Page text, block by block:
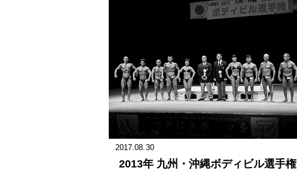
2017.08.30
2013年 九州・沖縄ボディビル選手権